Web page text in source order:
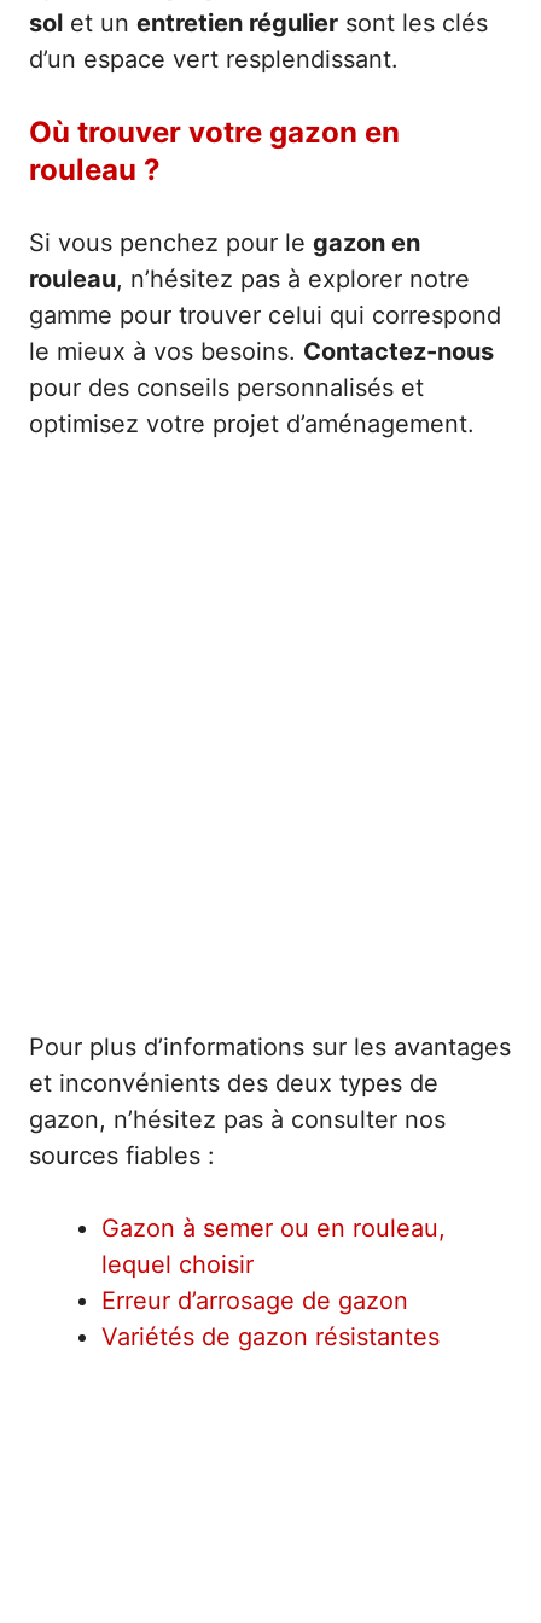
sol et un entretien régulier sont les clés
d’un espace vert resplendissant.
Où trouver votre gazon en
rouleau ?
Si vous penchez pour le gazon en
rouleau, n’hésitez pas à explorer notre
gamme pour trouver celui qui correspond
le mieux à vos besoins. Contactez-nous
pour des conseils personnalisés et
optimisez votre projet d’aménagement.
Pour plus d’informations sur les avantages
et inconvénients des deux types de
gazon, n’hésitez pas à consulter nos
sources fiables :
Gazon à semer ou en rouleau,
lequel choisir
Erreur d’arrosage de gazon
Variétés de gazon résistantes